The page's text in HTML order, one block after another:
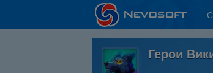
Герои